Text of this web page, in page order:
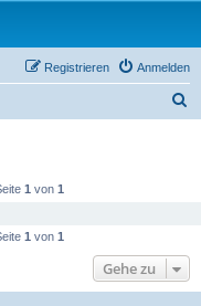
Anmelden
Registrieren
1 von 1
1 von 1
Gehe zu